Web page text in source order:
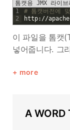
톰캣용 JMX 라이
1
2
# 톰캣버전에
http: //apache
이 파일을 톰캣
넣어줍니다. 그
more
A WORD